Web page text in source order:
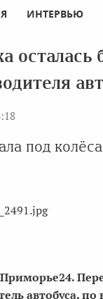
ИНТЕРВЬЮ
осталась
под
автобуса, по